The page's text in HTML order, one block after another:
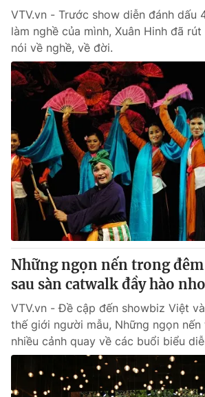
VTV.vn - Trước show diễn đánh dấu
làm nghề của mình, Xuân Hinh đã
nói về nghề, về đời.
Những ngọn nến trong
sau sàn catwalk đầy hào
VTV.vn - Đề cập đến showbiz Việt
thế giới người mẫu, Những ngọn
nhiều cảnh quay về các buổi biểu